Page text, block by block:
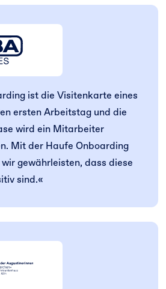
ist die Visitenkarte eines
ersten Arbeitstag und die
wird ein Mitarbeiter
Mit der Haufe Onboarding
gewährleisten, dass diese
sind.«